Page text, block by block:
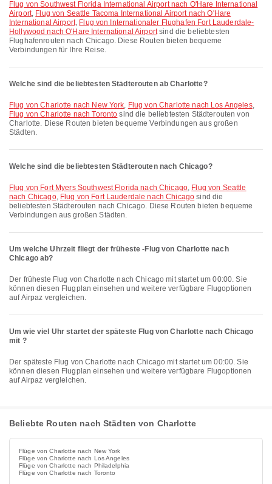
Flug von Southwest Florida International Airport nach O'Hare International
Airport, Flug von Seattle Tacoma International Airport nach O'Hare
International Airport, Flug von Internationaler Flughafen Fort Lauderdale-
Hollywood nach O'Hare International Airportsind die beliebtesten
Flughafenrouten nach Chicago. Diese Routen bieten bequeme
Verbindungen für Ihre Reise.
Welche sind die beliebtesten Städterouten ab Charlotte?
Flug von Charlotte nach New York, Flug von Charlotte nach Los Angeles,
Flug von Charlotte nach Toronto sind die beliebtesten Städterouten von
Charlotte. Diese Routen bieten bequeme Verbindungen aus großen
Städten.
Welche sind die beliebtesten Städterouten nach Chicago?
Flug von Fort Myers Southwest Florida nach Chicago, Flug von Seattle
nach Chicago, Flug von Fort Lauderdale nach Chicago sind die
beliebtesten Städterouten nach Chicago. Diese Routen bieten bequeme
Verbindungen aus großen Städten.
Um welche Uhrzeit fliegt der früheste -Flug von Charlotte nach
Chicago ab?
Der früheste Flug von Charlotte nach Chicago mit startet um 00:00. Sie
können diesen Flugplan einsehen und weitere verfügbare Flugoptionen
auf Airpaz vergleichen.
Um wie viel Uhr startet der späteste Flug von Charlotte nach Chicago
mit ?
Der späteste Flug von Charlotte nach Chicago mit startet um 00:00. Sie
können diesen Flugplan einsehen und weitere verfügbare Flugoptionen
auf Airpaz vergleichen.
Beliebte Routen nach Städten von Charlotte
Flüge von Charlotte nach New York
Flüge von Charlotte nach Los Angeles
Flüge von Charlotte nach Philadelphia
Flüge von Charlotte nach Toronto